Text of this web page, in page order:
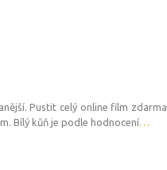
Pustit celý online film zdarma
Bílý kůň je podle hodnocení